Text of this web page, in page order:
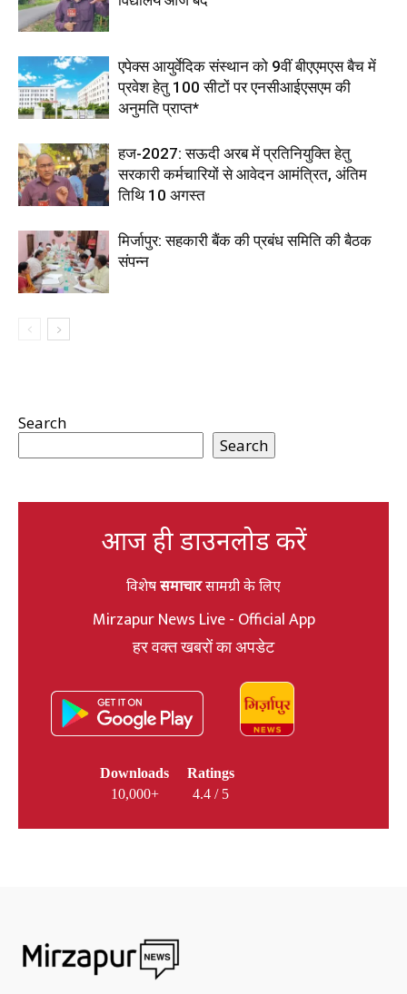
एपेक्स आयुर्वेदिक संस्थान को 9वीं बीएएमएस बैच में
प्रवेश हेतु 100 सीटों पर एनसीआईएसएम की
अनुमति प्राप्त*
हज-2027: सऊदी अरब में प्रतिनियुक्ति हेतु
सरकारी कर्मचारियों से आवेदन आमंत्रित, अंतिम
तिथि 10 अगस्त
मिर्जापुर: सहकारी बैंक की प्रबंध समिति की बैठक
संपन्न
Search
Search
आज ही डाउनलोड करें
विशेषसमाचारसामग्री के लिए
Mirzapur News Live - Official App
हर वक्त खबरों का अपडेट
Downloads
10,000+
Ratings
4.4 / 5